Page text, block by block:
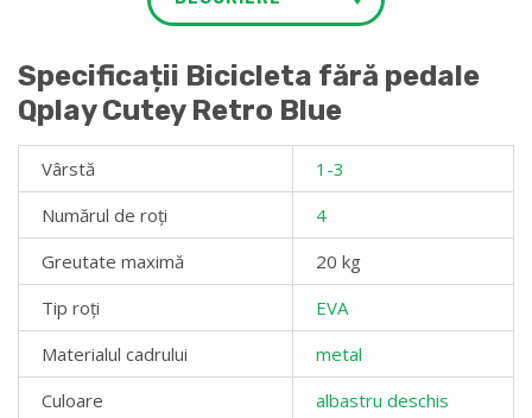
Specificații Bicicleta fără pedale
Qplay Cutey Retro Blue
Vârstă
1-3
Numărul de roți
4
Greutate maximă
20 kg
Tip roți
EVA
Materialul cadrului
metal
Culoare
albastru deschis